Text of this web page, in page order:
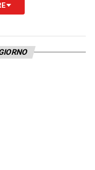
volatile, blindare
duraturo.
così il primo